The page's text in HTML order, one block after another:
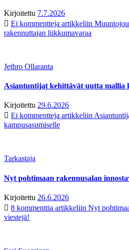
Kirjoitettu 7.7.2026
Ei kommentteja artikkeliin
rakennuttajan liikkumavaraa
Jethro Ollaranta
Asiantuntijat kehittävät uutta mallia
Kirjoitettu 29.6.2026
Ei kommentteja artikkeliin
kampusasumiselle
Tarkastaja
Nyt pohtimaan rakennusalan
Kirjoitettu 26.6.2026
8 kommenttia artikkeliin Nyt
viestejä!